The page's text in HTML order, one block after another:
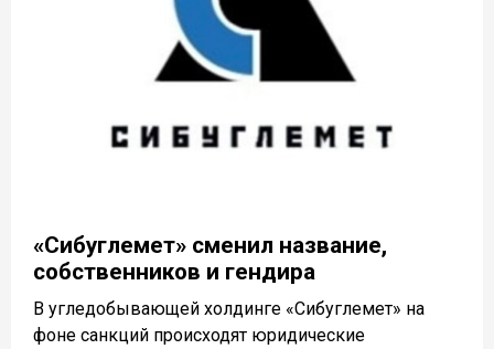
«Сибуглемет» сменил название,
собственников и гендира
В угледобывающей холдинге «Сибуглемет» на
фоне санкций происходят юридические